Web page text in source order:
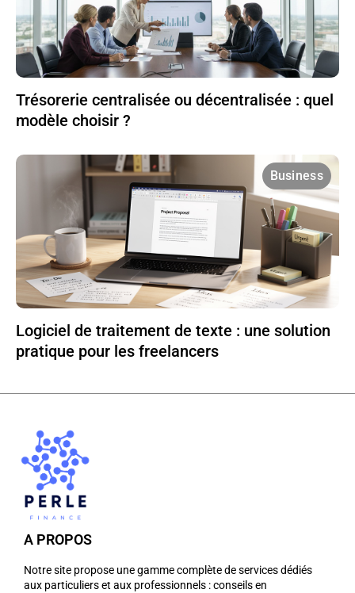
Trésorerie centralisée ou décentralisée : quel
modèle choisir ?
Business
Logiciel de traitement de texte : une solution
pratique pour les freelancers
A PROPOS
Notre site propose une gamme complète de services dédiés
aux particuliers et aux professionnels : conseils en